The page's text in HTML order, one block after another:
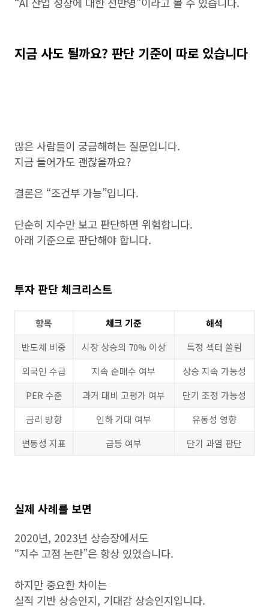
지금 사도 될까요? 판단 기준이 따로 있습니다
많은 사람들이 궁금해하는 질문입니다.
지금 들어가도 괜찮을까요?
결론은 “조건부 가능”입니다.
단순히 지수만 보고 판단하면 위험합니다.
아래 기준으로 판단해야 합니다.
투자 판단 체크리스트
항목 체크 기준
해석
반도체 비중
시장 상승의 70% 이상
특정 섹터 쏠림
외국인 수급
지속 순매수 여부
상승 지속 가능성
PER 수준
과거 대비 고평가 여부
단기 조정 가능성
금리 방향
인하 기대 여부
유동성 영향
변동성 지표
급등 여부 단기 과열 판단
실제 사례를 보면
2020년, 2023년 상승장에서도
“지수 고점 논란”은 항상 있었습니다.
하지만 중요한 차이는
실적 기반 상승인지, 기대감 상승인지입니다.